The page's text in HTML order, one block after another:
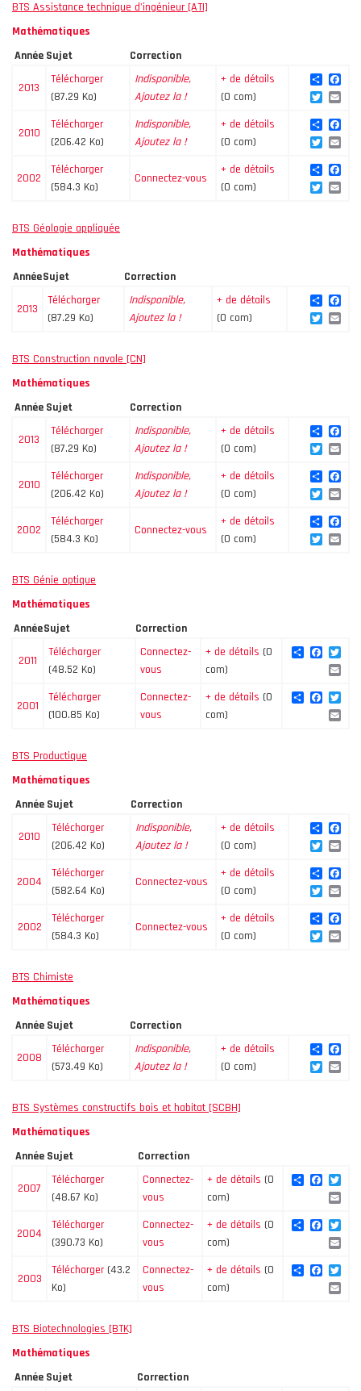
BTS Assistance technique d'ingénieur [ATI]
Mathématiques
Année Sujet Correction
2013
Télécharger
(87.29 Ko)
Indisponible,
Ajoutez la !
+ de détails
(0 com)
Share
Twitter
2010
Télécharger
(206.42 Ko)
Indisponible,
Ajoutez la !
+ de détails
(0 com)
Share
Twitter
2002
Télécharger
(584.3 Ko)
Connectez-vous
+ de détails
(0 com)
Share
Twitter
BTS Géologie appliquée
Mathématiques
AnnéeSujet Correction
2013
Télécharger
(87.29 Ko)
Indisponible,
Ajoutez la !
+ de détails
(0 com)
Share
Twitter
BTS Construction navale [CN]
Mathématiques
Année Sujet Correction
2013
Télécharger
(87.29 Ko)
Indisponible,
Ajoutez la !
+ de détails
(0 com)
Share
Twitter
2010
Télécharger
(206.42 Ko)
Indisponible,
Ajoutez la !
+ de détails
(0 com)
Share
Twitter
2002
Télécharger
(584.3 Ko)
Connectez-vous
+ de détails
(0 com)
Share
Twitter
BTS Génie optique
Mathématiques
AnnéeSujet Correction
2011
Télécharger
(48.52 Ko)
Connectez-
vous
+ de détails (0
com)
Share
2001
Télécharger
(100.85 Ko)
Connectez-
vous
+ de détails (0
com)
Share
BTS Productique
Mathématiques
Année Sujet Correction
2010
Télécharger
(206.42 Ko)
Indisponible,
Ajoutez la !
+ de détails
(0 com)
Share
Twitter
2004
Télécharger
(582.64 Ko)
Connectez-vous
+ de détails
(0 com)
Share
Twitter
2002
Télécharger
(584.3 Ko)
Connectez-vous
+ de détails
(0 com)
Share
Twitter
BTS Chimiste
Mathématiques
Année Sujet Correction
2008
Télécharger
(573.49 Ko)
Indisponible,
Ajoutez la !
+ de détails
(0 com)
Share
Twitter
BTS Systèmes constructifs bois et habitat [SCBH]
Mathématiques
Année Sujet Correction
2007
Télécharger
(48.67 Ko)
Connectez-
vous
+ de détails (0
com)
Share
2004
Télécharger
(390.73 Ko)
Connectez-
vous
+ de détails (0
com)
Share
2003
Télécharger (43.2
Ko)
Connectez-
vous
+ de détails (0
com)
Share
BTS Biotechnologies [BTK]
Mathématiques
Année Sujet Correction